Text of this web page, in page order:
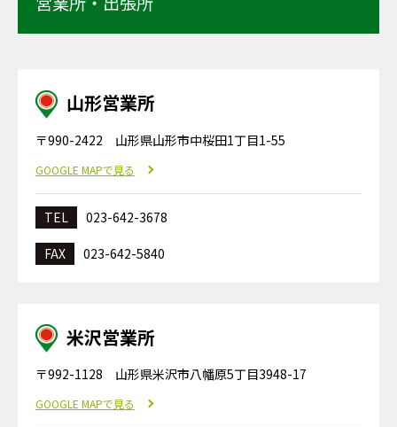
山形営業所
〒990-2422 山形県山形市中桜田1丁目1-55
GOOGLE MAPで見る
TEL 023-642-3678
FAX 023-642-5840
米沢営業所
〒992-1128 山形県米沢市八幡原5丁目3948-17
GOOGLE MAPで見る